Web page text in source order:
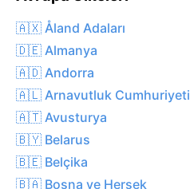
🇦🇽 Åland Adaları
🇩🇪 Almanya
🇦🇩 Andorra
🇦🇱 Arnavutluk Cumhuriyeti
🇦🇹 Avusturya
🇧🇾 Belarus
🇧🇪 Belçika
🇧🇦 Bosna ve Hersek